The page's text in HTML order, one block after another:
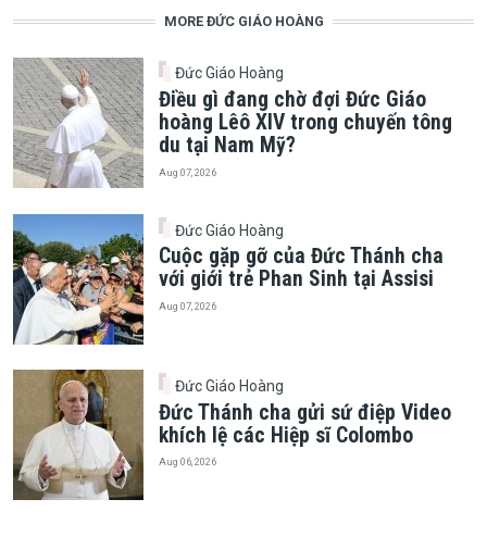
MORE ĐỨC GIÁO HOÀNG
Đức Giáo Hoàng
Điều gì đang chờ đợi Đức Giáo
hoàng Lêô XIV trong chuyến tông
du tại Nam Mỹ?
Aug 07, 2026
Đức Giáo Hoàng
Cuộc gặp gỡ của Đức Thánh cha
với giới trẻ Phan Sinh tại Assisi
Aug 07, 2026
Đức Giáo Hoàng
Đức Thánh cha gửi sứ điệp Video
khích lệ các Hiệp sĩ Colombo
Aug 06, 2026